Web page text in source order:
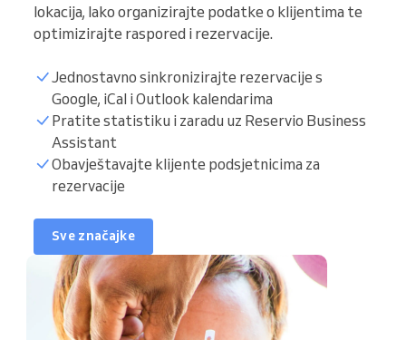
lokacija, lako organizirajte podatke o klijentima te
optimizirajte raspored i rezervacije.
Jednostavno sinkronizirajte rezervacije s
Google, iCal i Outlook kalendarima
Pratite statistiku i zaradu uz Reservio Business
Assistant
Obavještavajte klijente podsjetnicima za
rezervacije
Sve značajke